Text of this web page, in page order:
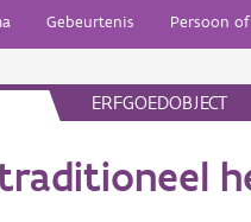
Gebeurtenis Persoon
ERFGOEDOBJECT